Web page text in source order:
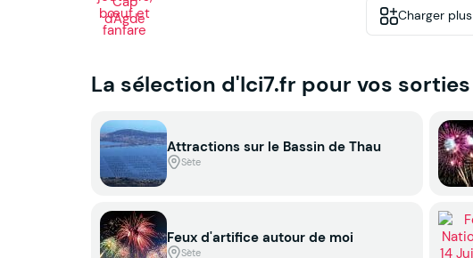
Charger plus
La sélection d'Ici7.fr pour vos sorties
Attractions sur le Bassin de Thau
Sète
Feux d'artifice autour de moi
Sète